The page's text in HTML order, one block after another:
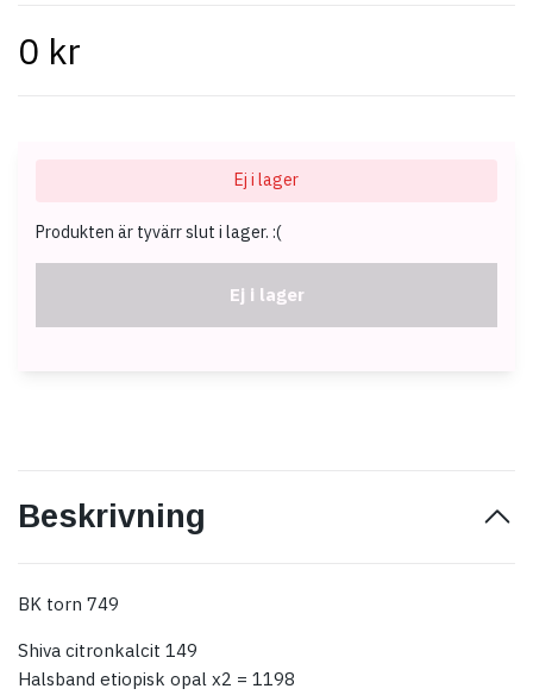
0 kr
Ej i lager
Produkten är tyvärr slut i lager. :(
Ej i lager
Beskrivning
BK torn 749
Shiva citronkalcit 149
Halsband etiopisk opal x2 = 1198